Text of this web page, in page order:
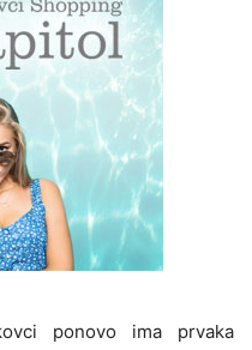
ponovo ima prvaka